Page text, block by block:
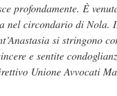
profondamente. È
nel circondario di Nola.
si stringono
e sentite
Unione Avvocati